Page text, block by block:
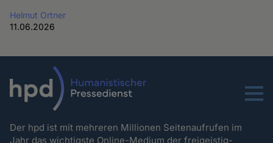
Helmut Ortner
11.06.2026
Menu
Der hpd ist mit mehreren Millionen Seitenaufrufen im
Jahr das wichtigste Online-Medium der freigeistig-